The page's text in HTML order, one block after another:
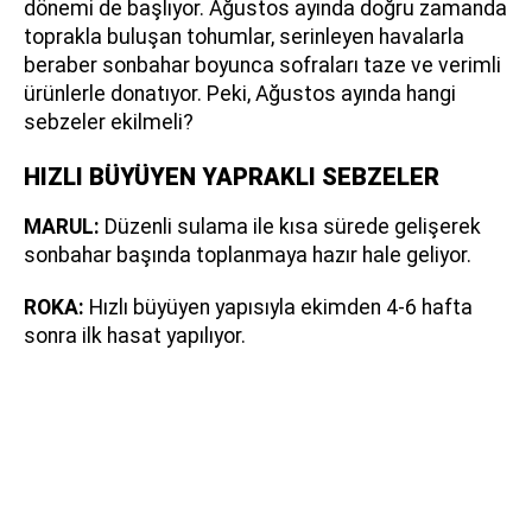
dönemi de başlıyor. Ağustos ayında doğru zamanda
toprakla buluşan tohumlar, serinleyen havalarla
beraber sonbahar boyunca sofraları taze ve verimli
ürünlerle donatıyor. Peki, Ağustos ayında hangi
sebzeler ekilmeli?
HIZLI BÜYÜYEN YAPRAKLI SEBZELER
MARUL: Düzenli sulama ile kısa sürede gelişerek
sonbahar başında toplanmaya hazır hale geliyor.
ROKA: Hızlı büyüyen yapısıyla ekimden 4-6 hafta
sonra ilk hasat yapılıyor.